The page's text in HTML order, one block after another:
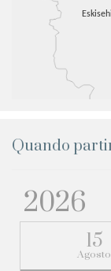
Quando
2026
15
Agosto